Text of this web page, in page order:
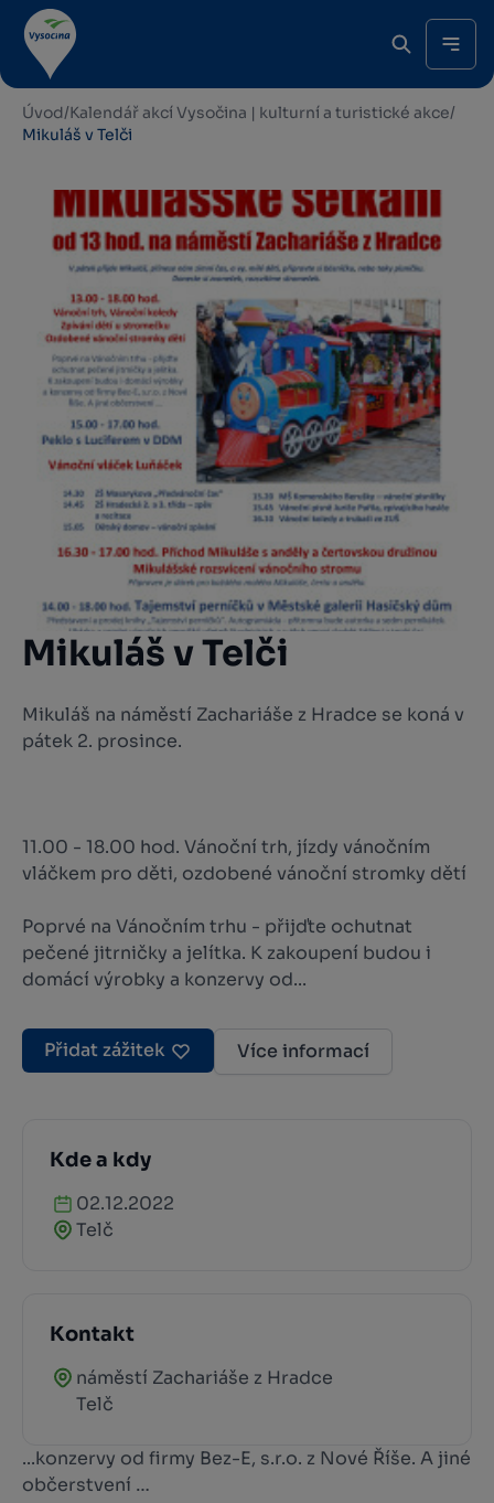
Úvod/Kalendář akcí Vysočina | kulturní a turistické akce/
Mikuláš v Telči
Mikuláš v Telči
Mikuláš na náměstí Zachariáše z Hradce se koná v
pátek 2. prosince.
11.00 - 18.00 hod. Vánoční trh, jízdy vánočním
vláčkem pro děti, ozdobené vánoční stromky dětí
Poprvé na Vánočním trhu - přijďte ochutnat
pečené jitrničky a jelítka. K zakoupení budou i
domácí výrobky a konzervy od...
Přidat zážitek Více informací
Kde a kdy
02.12.2022
Telč
Kontakt
náměstí Zachariáše z Hradce
Telč
...konzervy od firmy Bez-E, s.r.o. z Nové Říše. A jiné
občerstvení …